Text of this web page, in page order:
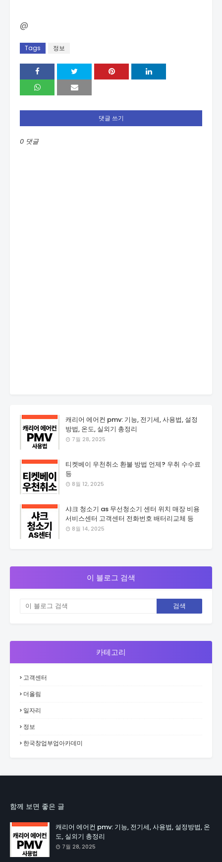
@
Tags 정보
댓글 쓰기
0 댓글
캐리어 에어컨 pmv: 기능, 전기세, 사용법, 설정
방법, 온도, 실외기 총정리
7월 28, 2025
티켓베이 우천취소 환불 방법 언제? 우취 수수료
등
8월 12, 2025
샤크 청소기 as 무선청소기 센터 위치 매장 비용
서비스센터 고객센터 전화번호 배터리교체 등
8월 14, 2025
이 블로그 검색
카테고리
고객센터
더올림
일자리
정보
한국창업부업아카데미
함께 보면 좋은 글
캐리어 에어컨 pmv: 기능, 전기세, 사용법, 설정방법, 온
도, 실외기 총정리
7월 28, 2025